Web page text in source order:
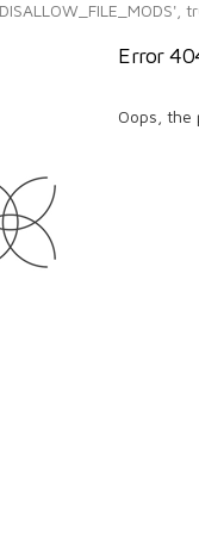
Error
Oops, the